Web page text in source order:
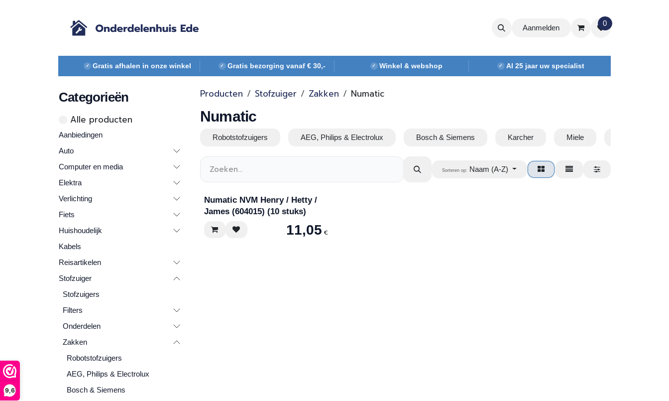
9,6
Aanmelden
0
✓ Gratis afhalen in onze winkel ✓ Gratis bezorging vanaf € 30,- ✓ Winkel & webshop ✓ Al 25 jaar uw specialist
Categorieën
Alle ​​pr​oducten
Aanbiedingen
Auto
Computer en media
Elektra
Verlichting
Fiets
Huishoudelijk
Kabels
Reisartikelen
Stofzuiger
Stofzuigers
Filters
Onderdelen
Zakken
Robotstofzuigers
AEG, Philips & Electrolux
Bosch & Siemens
Producten Stofzuiger Zakken Numatic
Numatic
Robotstofzuigers AEG, Philips & Electrolux Bosch & Siemens Karcher Miele
Sorteren op: Naam (A-Z)
Numatic NVM Henry / Hetty /
James (604015) (10 stuks)
11,05 €